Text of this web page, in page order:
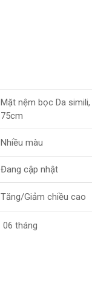
Mặt nệm bọc Da
75cm
Nhiều màu
Đang cập nhật
Tăng/Giảm chiều cao
06 tháng